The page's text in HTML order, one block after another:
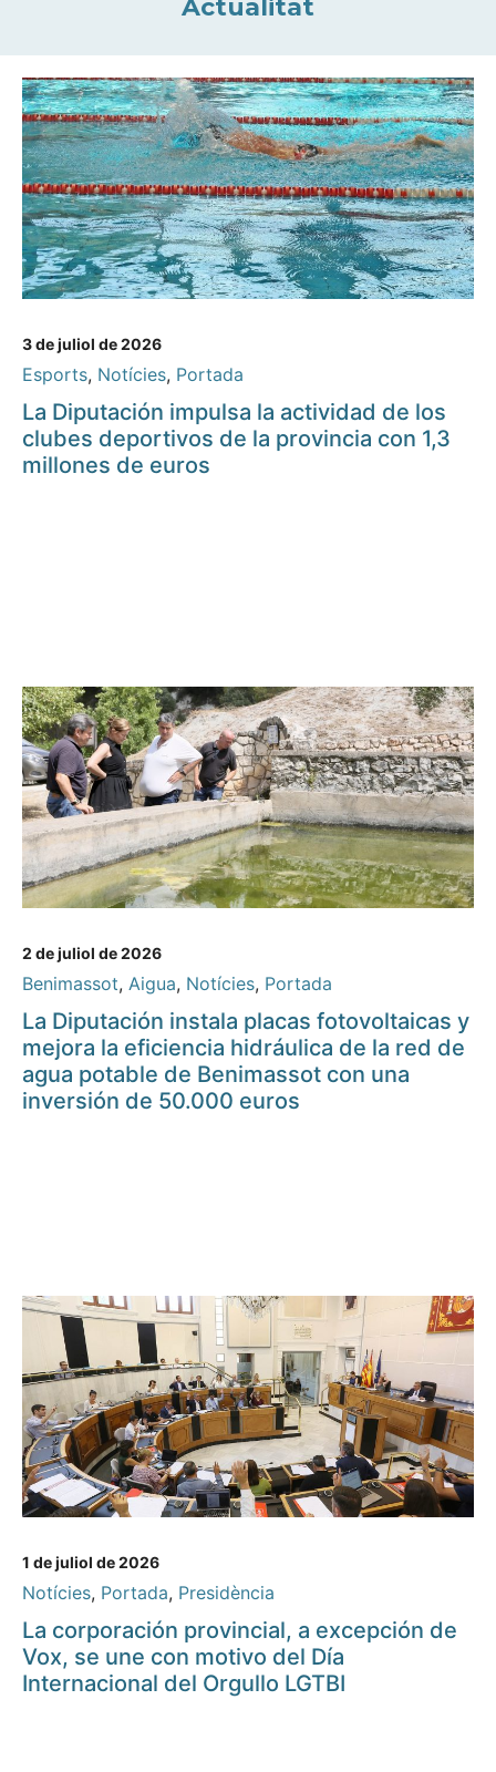
Actualitat
3 de juliol de 2026
Esports, Notícies, Portada
La Diputación impulsa la actividad de los
clubes deportivos de la provincia con 1,3
millones de euros
2 de juliol de 2026
Benimassot, Aigua, Notícies, Portada
La Diputación instala placas fotovoltaicas y
mejora la eficiencia hidráulica de la red de
agua potable de Benimassot con una
inversión de 50.000 euros
1 de juliol de 2026
Notícies, Portada, Presidència
La corporación provincial, a excepción de
Vox, se une con motivo del Día
Internacional del Orgullo LGTBI